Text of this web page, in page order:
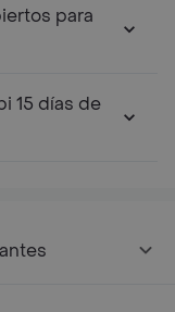
para
15 días de